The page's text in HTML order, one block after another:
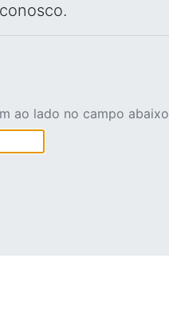
ao lado no campo abaixo